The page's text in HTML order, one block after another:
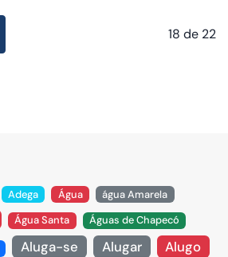
18 de 22
Adega Água água Amarela
Água Santa Águas de Chapecó
Aluga-se Alugar
Alugo